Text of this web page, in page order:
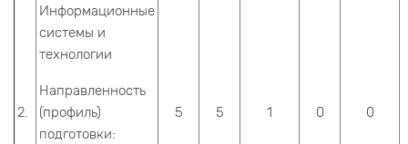
2.
Информационные
системы и
технологии
Направленность
(профиль)
подготовки:
5 5 1 0 0